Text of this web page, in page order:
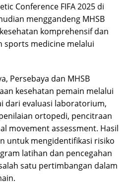
Conference FIFA 2025 di
menggandeng MHSB
komprehensif dan
sports medicine melalui
Persebaya dan MHSB
kesehatan pemain melalui
dari evaluasi laboratorium,
ortopedi, pencitraan
movement assessment. Hasil
untuk mengidentifikasi risiko
latihan dan pencegahan
satu pertimbangan dalam